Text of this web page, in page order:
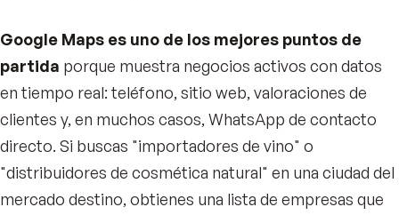
Google Maps es uno de los mejores puntos de
partida porque muestra negocios activos con datos
en tiempo real: teléfono, sitio web, valoraciones de
clientes y, en muchos casos, WhatsApp de contacto
directo. Si buscas "importadores de vino" o
"distribuidores de cosmética natural" en una ciudad del
mercado destino, obtienes una lista de empresas que